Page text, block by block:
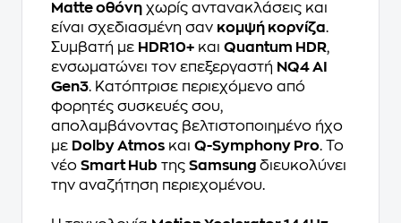
Matte οθόνη χωρίς αντανακλάσεις και
είναι σχεδιασμένη σαν κομψή κορνίζα.
Συμβατή με HDR10+ και Quantum HDR,
ενσωματώνει τον επεξεργαστή NQ4 AI
Gen3. Κατόπτρισε περιεχόμενο από
φορητές συσκευές σου,
απολαμβάνοντας βελτιστοποιημένο ήχο
με Dolby Atmos και Q-Symphony Pro. Το
νέο Smart Hub της Samsung διευκολύνει
την αναζήτηση περιεχομένου.